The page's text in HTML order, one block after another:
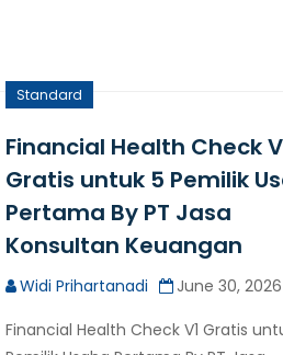
Standard
Financial Health Check
Gratis untuk 5 Pemilik
Pertama By PT Jasa
Konsultan Keuangan
Widi Prihartanadi
June 30, 2026
Financial Health Check V1 Gratis